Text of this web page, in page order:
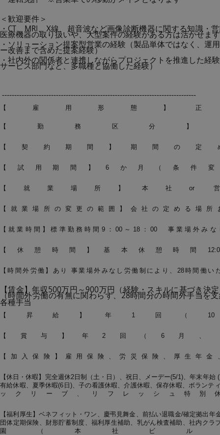
＜歓迎要件＞
・CT、MRI、X線、超音波など画像診断機器に関する知識・
医療機器の取り扱いや、大型案件の経験がある方は活かせま
・ソリューション提案型営業の経験（製品単体ではなく、運
ー改善まで含めた提案経験）
・社内外の関係者と連携しながらプロジェクトを推進した経
サービス部門など、多職種と協働した経験）
-------------------------------------------------------------------------------
【雇用形態】正
【勤務区分】
【契約期間】期間の定
【試用期間】6か月（条件変
【就業場所】本社or
【就業場所の変更の範囲】会社の定める場所
【就業時間】標準勤務時間9：00～18：00 事業場外みな
【休憩時間】基本休憩時間12:00
【時間外労働】あり 事業場外みなし労働制により、28時間働い
【賃金】年収500万円～900万円（経験・スキルに基づき決
（時間外労働の有無に関わらず、28時間分の時間外手当を
各種手当
【昇給】年1回（10
【賞与】年2回（6月、
【加入保険】雇用保険、労災保険、厚生年金
【休日・休暇】完全週休2日制（土・日）、祝日、メーデー(5/1)、年末年始
有給休暇、夏季休暇(6日)、子の看護休暇、介護休暇、保存休暇、ボランテ
ックリーブ、リフレッシュ特別
【福利厚生】ベネフィット・ワン、慶弔見舞金、前払い退職金/確定拠出年
団体定期保険、財形貯蓄制度、福利厚生補助、乳がん検査補助、社内クラ
園（本社ビル